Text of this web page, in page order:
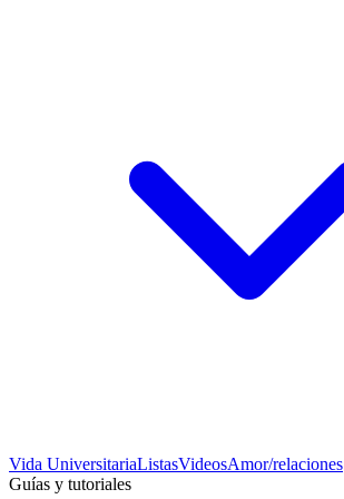
Vida UniversitariaListasVideosAmor/relaciones
Guías y tutoriales